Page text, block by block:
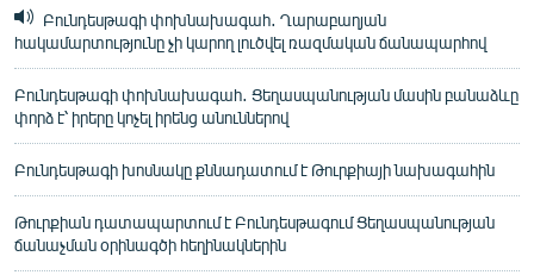
Բունդեսթագի փոխնախագահ․ Ղարաբաղյան
հակամարտությունը չի կարող լուծվել ռազմական ճանապարհով
Բունդեսթագի փոխնախագահ․ Ցեղասպանության մասին բանաձևը
փորձ է՝ իրերը կոչել իրենց անուններով
Բունդեսթագի խոսնակը քննադատում է Թուրքիայի նախագահին
Թուրքիան դատապարտում է Բունդեսթագում Ցեղասպանության
ճանաչման օրինագծի հեղինակներին